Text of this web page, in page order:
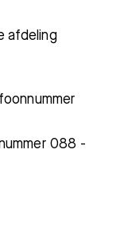
afdeling
088 -